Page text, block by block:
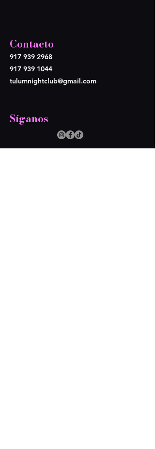
Contacto
917 939 2968
917 939 1044
tulumnightclub@gmail.com
Síganos